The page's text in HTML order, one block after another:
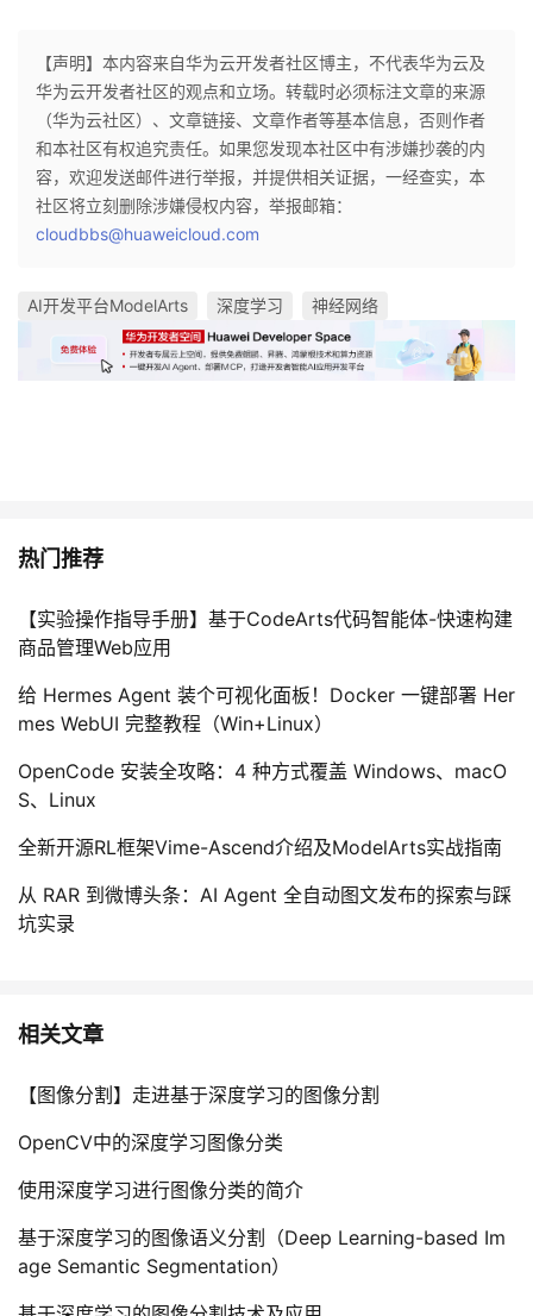
【声明】本内容来自华为云开发者社区博主，不代表华为云及
华为云开发者社区的观点和立场。转载时必须标注文章的来源
（华为云社区）、文章链接、文章作者等基本信息，否则作者
和本社区有权追究责任。如果您发现本社区中有涉嫌抄袭的内
容，欢迎发送邮件进行举报，并提供相关证据，一经查实，本
社区将立刻删除涉嫌侵权内容，举报邮箱：
cloudbbs@huaweicloud.com
AI开发平台ModelArts 深度学习 神经网络
热门推荐
【实验操作指导手册】基于CodeArts代码智能体-快速构建
商品管理Web应用
给 Hermes Agent 装个可视化面板！Docker 一键部署 Her
mes WebUI 完整教程（Win+Linux）
OpenCode 安装全攻略：4 种方式覆盖 Windows、macO
S、Linux
全新开源RL框架Vime-Ascend介绍及ModelArts实战指南
从 RAR 到微博头条：AI Agent 全自动图文发布的探索与踩
坑实录
相关文章
【图像分割】走进基于深度学习的图像分割
OpenCV中的深度学习图像分类
使用深度学习进行图像分类的简介
基于深度学习的图像语义分割（Deep Learning-based Im
age Semantic Segmentation）